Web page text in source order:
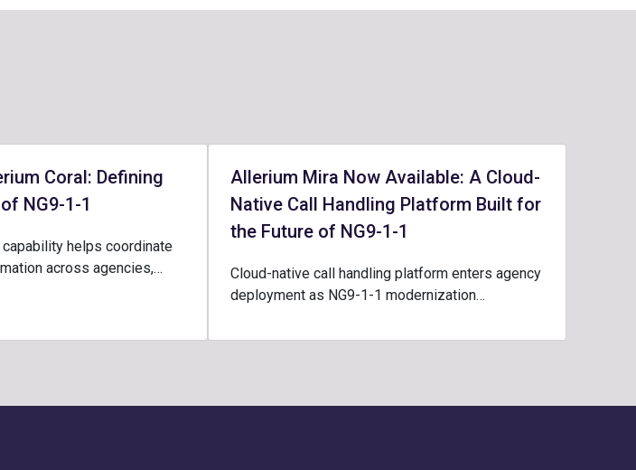
Coral: Defining
NG9-1-1
helps coordinate
across agencies,…
Allerium Mira Now Available: A Cloud-
Native Call Handling Platform Built for
the Future of NG9-1-1
Cloud-native call handling platform enters agency
deployment as NG9-1-1 modernization…